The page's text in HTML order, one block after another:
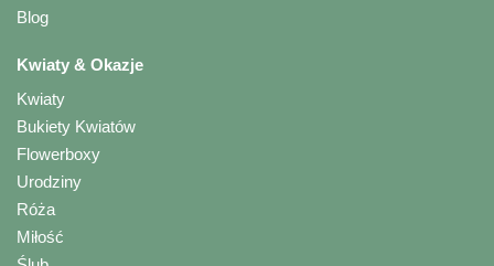
Blog
Kwiaty & Okazje
Kwiaty
Bukiety Kwiatów
Flowerboxy
Urodziny
Róża
Miłość